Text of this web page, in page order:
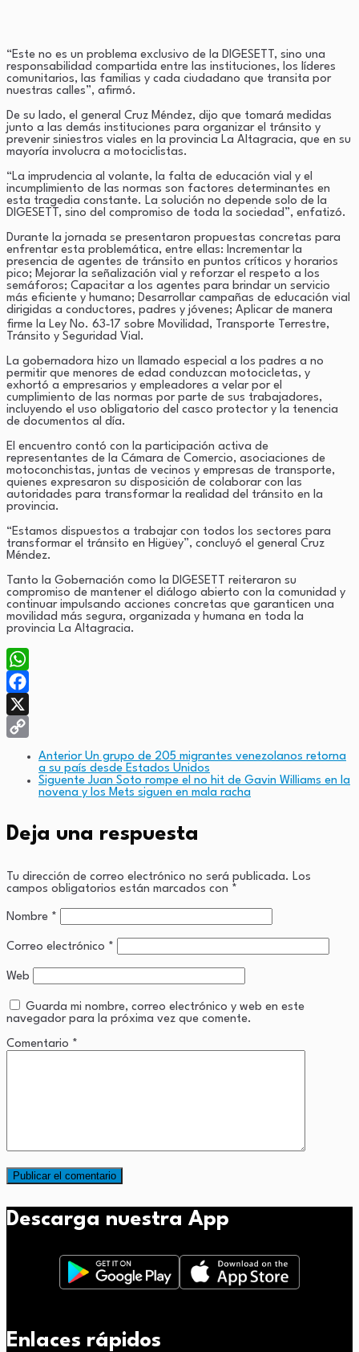
“Este no es un problema exclusivo de la DIGESETT, sino una
responsabilidad compartida entre las instituciones, los líderes
comunitarios, las familias y cada ciudadano que transita por
nuestras calles”, afirmó.
De su lado, el general Cruz Méndez, dijo que tomará medidas
junto a las demás instituciones para organizar el tránsito y
prevenir siniestros viales en la provincia La Altagracia, que en su
mayoría involucra a motociclistas.
“La imprudencia al volante, la falta de educación vial y el
incumplimiento de las normas son factores determinantes en
esta tragedia constante. La solución no depende solo de la
DIGESETT, sino del compromiso de toda la sociedad”, enfatizó.
Durante la jornada se presentaron propuestas concretas para
enfrentar esta problemática, entre ellas: Incrementar la
presencia de agentes de tránsito en puntos críticos y horarios
pico; Mejorar la señalización vial y reforzar el respeto a los
semáforos; Capacitar a los agentes para brindar un servicio
más eficiente y humano; Desarrollar campañas de educación vial
dirigidas a conductores, padres y jóvenes; Aplicar de manera
firme la Ley No. 63‑17 sobre Movilidad, Transporte Terrestre,
Tránsito y Seguridad Vial.
La gobernadora hizo un llamado especial a los padres a no
permitir que menores de edad conduzcan motocicletas, y
exhortó a empresarios y empleadores a velar por el
cumplimiento de las normas por parte de sus trabajadores,
incluyendo el uso obligatorio del casco protector y la tenencia
de documentos al día.
El encuentro contó con la participación activa de
representantes de la Cámara de Comercio, asociaciones de
motoconchistas, juntas de vecinos y empresas de transporte,
quienes expresaron su disposición de colaborar con las
autoridades para transformar la realidad del tránsito en la
provincia.
“Estamos dispuestos a trabajar con todos los sectores para
transformar el tránsito en Higüey”, concluyó el general Cruz
Méndez.
Tanto la Gobernación como la DIGESETT reiteraron su
compromiso de mantener el diálogo abierto con la comunidad y
continuar impulsando acciones concretas que garanticen una
movilidad más segura, organizada y humana en toda la
provincia La Altagracia.
WhatsApp
Facebook
X
Anterior Un grupo de 205 migrantes venezolanos retorna
a su país desde Estados Unidos
Siguente Juan Soto rompe el no hit de Gavin Williams en la
novena y los Mets siguen en mala racha
Deja una respuesta
Tu dirección de correo electrónico no será publicada. Los
campos obligatorios están marcados con *
Nombre *
Correo electrónico *
Web
Guarda mi nombre, correo electrónico y web en este
navegador para la próxima vez que comente.
Comentario *
Descarga nuestra App
Enlaces rápidos